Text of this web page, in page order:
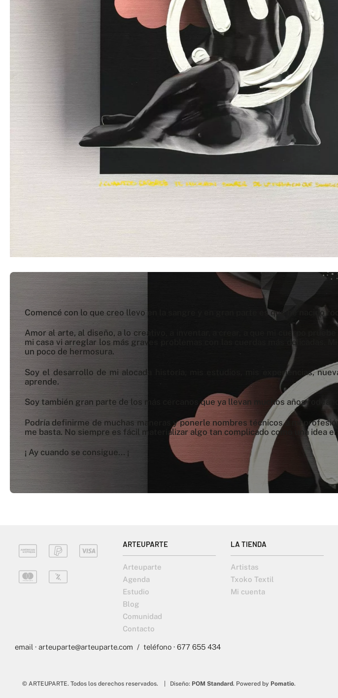
Comencé con lo que creo llevo en la sangre y en gran parte es que he nacido
Amor al arte, al diseño, a lo creativo, a inventar, a crear, a que mi cuerpo
mi casa vi arreglar los más graves problemas con las cuerdas más delicadas.
un poco de hermosura.
Soy el desarrollo de mi alocada historia, mis estudios, mis experiencias,
aprende.
Soy también gran parte de los más cercanos que ya llevan muchos años
Podría definirme de muchas maneras y ponerle nombres técnicos a mi
me basta. No siempre es fácil materializar algo tan complicado como una idea
¡ Ay cuando se consigue... ¡
ARTEUPARTE
Arteuparte
Agenda
Estudio
Blog
Comunidad
Contacto
LA TIENDA
Artistas
Txoko Textil
Mi cuenta
email · arteuparte@arteuparte.com / teléfono · 677 655 434
© ARTEUPARTE. Todos los derechos reservados. | Diseño: POM Standard. Powered by Pomatio.